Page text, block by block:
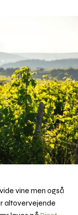
vine men også
altovervejende